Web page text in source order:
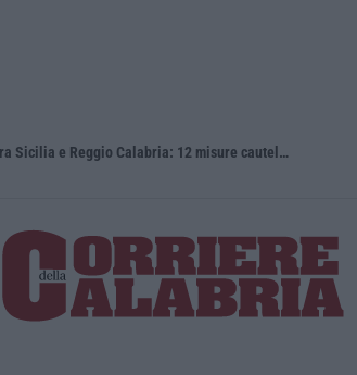
Appalti pubblici gestiti da una struttura “ombra” tra Sicilia e Reggio Calabria: 12 misure cautelari – NOMI